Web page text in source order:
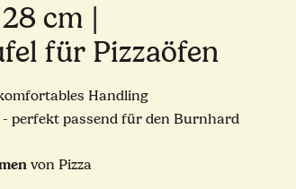
cm |
für Pizzaöfen
Handling
perfekt passend für den Burnhard
von Pizza